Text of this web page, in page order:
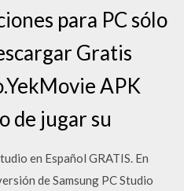
para PC sólo
Gratis
APK
de jugar su
en Español GRATIS. En
de Samsung PC Studio